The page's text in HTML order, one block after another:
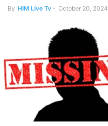
By HIM Live Tv - October 20, 2024